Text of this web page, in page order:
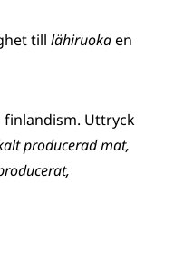
till lähiruokaen
finlandism. Uttryck
producerad mat,